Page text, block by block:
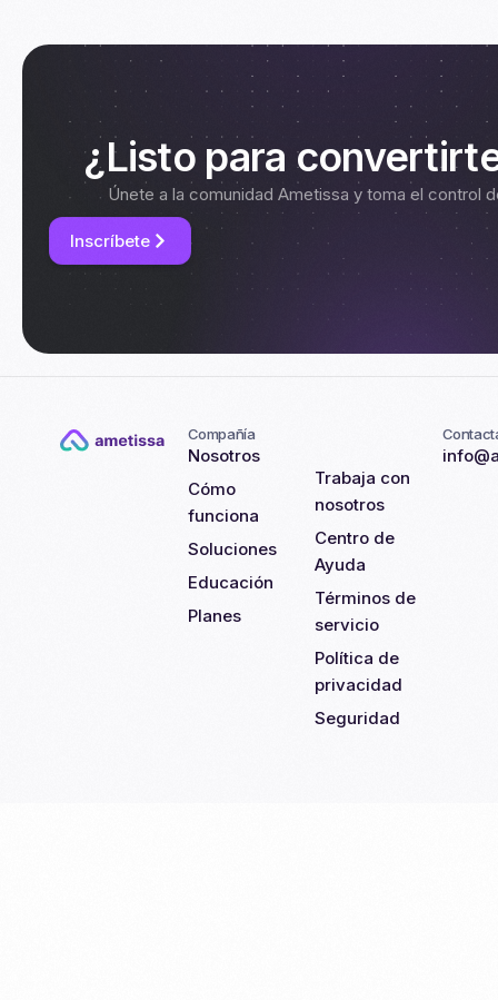
¿Listo para
Únete a la comunidad Ametissa y toma el control
Inscríbete
Compañía
Nosotros
Cómo
funciona
Soluciones
Educación
Planes
Trabaja con
nosotros
Centro de
Ayuda
Términos de
servicio
Política de
privacidad
Seguridad